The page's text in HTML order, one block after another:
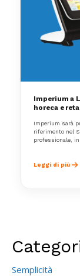
Imperium a
horeca e
Imperium sarà
riferimento nel
professionale, in
Leggi di più
Semplicità